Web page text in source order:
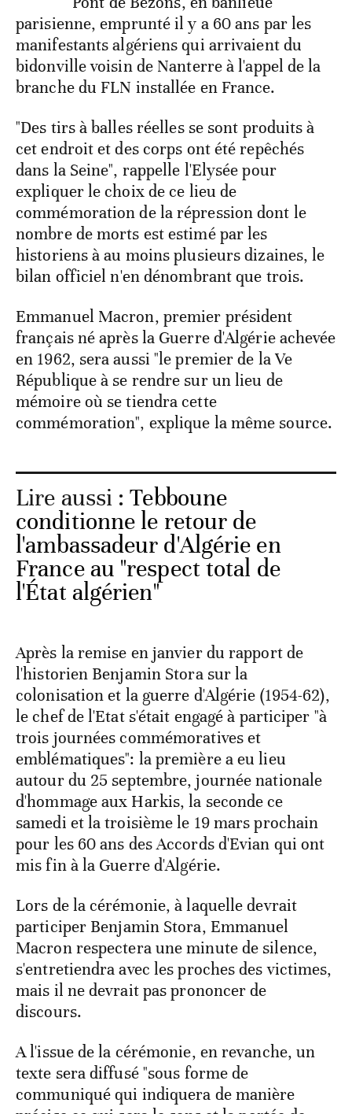
parisienne, emprunté il y a 60 ans par les
manifestants algériens qui arrivaient du
bidonville voisin de Nanterre à l'appel de la
branche du FLN installée en France.
"Des tirs à balles réelles se sont produits à
cet endroit et des corps ont été repêchés
dans la Seine", rappelle l'Elysée pour
expliquer le choix de ce lieu de
commémoration de la répression dont le
nombre de morts est estimé par les
historiens à au moins plusieurs dizaines, le
bilan officiel n'en dénombrant que trois.
Emmanuel Macron, premier président
français né après la Guerre d'Algérie achevée
en 1962, sera aussi "le premier de la Ve
République à se rendre sur un lieu de
mémoire où se tiendra cette
commémoration", explique la même source.
Lire aussi :Tebboune
conditionne le retour de
l'ambassadeur d'Algérie en
France au "respect total de
l'État algérien"
Après la remise en janvier du rapport de
l'historien Benjamin Stora sur la
colonisation et la guerre d'Algérie (1954-62),
le chef de l'Etat s'était engagé à participer "à
trois journées commémoratives et
emblématiques": la première a eu lieu
autour du 25 septembre, journée nationale
d'hommage aux Harkis, la seconde ce
samedi et la troisième le 19 mars prochain
pour les 60 ans des Accords d'Evian qui ont
mis fin à la Guerre d'Algérie.
Lors de la cérémonie, à laquelle devrait
participer Benjamin Stora, Emmanuel
Macron respectera une minute de silence,
s'entretiendra avec les proches des victimes,
mais il ne devrait pas prononcer de
discours.
A l'issue de la cérémonie, en revanche, un
texte sera diffusé "sous forme de
communiqué qui indiquera de manière